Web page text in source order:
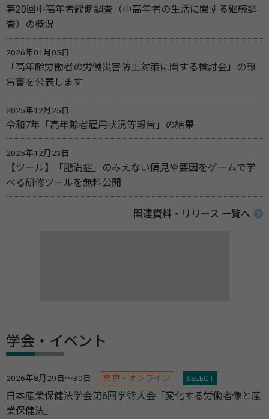
第20回中高年者縦断調査（中高年者の生活に関する継続調
査）の概況
2026年01月05日
「高年齢労働者の労働災害防止対策に関する検討会」の報
告書を公表します
2025年12月25日
令和7年「高年齢者雇用状況等報告」の結果
2025年12月23日
【ツール】「肥満症」のみえない偏見や要因をゲームで学
べる研修ツールを無料公開
関連資料・リリース 一覧へ
学会・イベント
2026年8月29日～30日 東京・オンライン SELECT
日本産業保健法学会第6回学術大会「変化する労働者像と産
業保健法」